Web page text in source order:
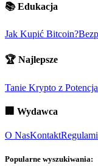
📚 Edukacja
Jak Kupić Bitcoin?
🏆 Najlepsze
Tanie Krypto z
🏢 Wydawca
O NasKontakt
Popularne wyszukiwania: